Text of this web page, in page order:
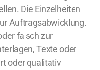
Die Einzelheiten
Auftragsabwicklung.
falsch zur
Texte oder
oder qualitativ